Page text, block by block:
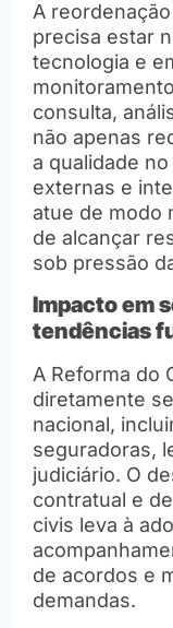
A
precisa estar
tecnologia e
consulta,
não apenas
a qualidade
externas e
atue de modo
de alcançar
sob pressão
Impacto em
tendências
A Reforma do
diretamente
nacional,
seguradoras,
judiciário. O
contratual e
civis leva à
de acordos e
demandas.